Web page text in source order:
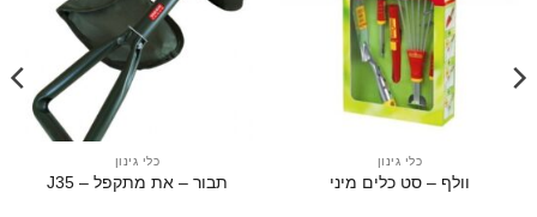
הוסף
לרשימת
המשאלות
וולף – סט כלים מיני
הוסף
לרשימת
המשאלות
תבור – את מתקפל – J35